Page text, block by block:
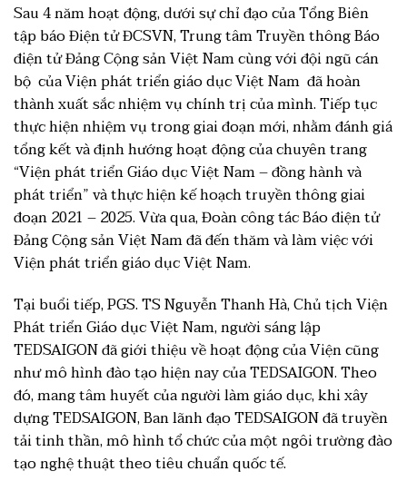
Sau 4 năm hoạt động, dưới sự chỉ đạo của Tổng Biên
tập báo Điện tử ĐCSVN, Trung tâm Truyền thông Báo
điện tử Đảng Cộng sản Việt Nam cùng với đội ngũ cán
bộ của Viện phát triển giáo dục Việt Nam đã hoàn
thành xuất sắc nhiệm vụ chính trị của mình. Tiếp tục
thực hiện nhiệm vụ trong giai đoạn mới, nhằm đánh giá
tổng kết và định hướng hoạt động của chuyên trang
“Viện phát triển Giáo dục Việt Nam – đồng hành và
phát triển” và thực hiện kế hoạch truyền thông giai
đoạn 2021 – 2025. Vừa qua, Đoàn công tác Báo điện tử
Đảng Cộng sản Việt Nam đã đến thăm và làm việc với
Viện phát triển giáo dục Việt Nam.
Tại buổi tiếp, PGS. TS Nguyễn Thanh Hà, Chủ tịch Viện
Phát triển Giáo dục Việt Nam, người sáng lập
TEDSAIGON đã giới thiệu về hoạt động của Viện cũng
như mô hình đào tạo hiện nay của TEDSAIGON. Theo
đó, mang tâm huyết của người làm giáo dục, khi xây
dựng TEDSAIGON, Ban lãnh đạo TEDSAIGON đã truyền
tải tinh thần, mô hình tổ chức của một ngôi trường đào
tạo nghệ thuật theo tiêu chuẩn quốc tế.